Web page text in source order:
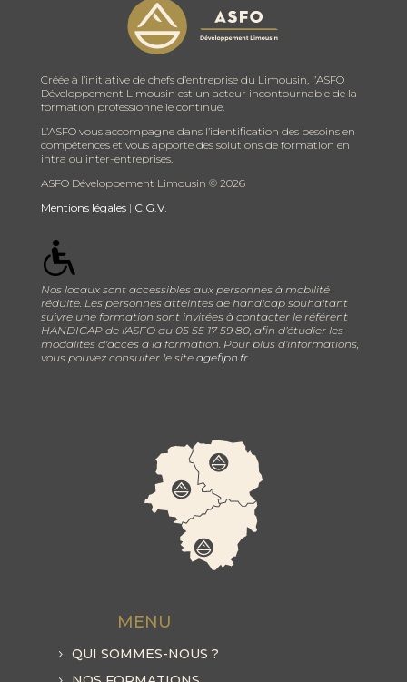
Créée à l’initiative de chefs d’entreprise du Limousin, l’ASFO
Développement Limousin est un acteur incontournable de la
formation professionnelle continue.
L’ASFO vous accompagne dans l’identification des besoins en
compétences et vous apporte des solutions de formation en
intra ou inter-entreprises.
ASFO Développement Limousin © 2026
Mentions légales| C.G.V.
Nos locaux sont accessibles aux personnes à mobilité
réduite. Les personnes atteintes de handicap souhaitant
suivre une formation sont invitées à contacter le référent
HANDICAP de l'ASFO au 05 55 17 59 80, afin d’étudier les
modalités d'accès à la formation. Pour plus d’informations,
vous pouvez consulter le site agefiph.fr
MENU
QUI SOMMES-NOUS ?